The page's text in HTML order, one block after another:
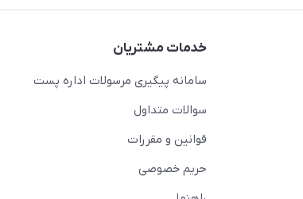
خدمات مشتریان
سامانه پیگیری مرسولات اداره پست
سوالات متداول
قوانین و مقررات
حریم خصوصی